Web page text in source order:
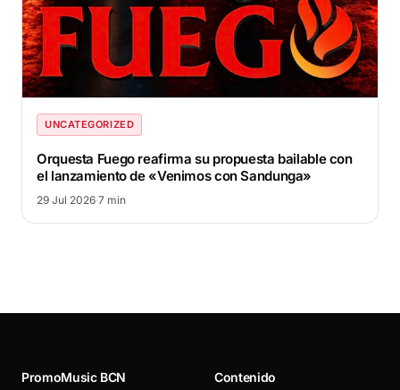
UNCATEGORIZED
Orquesta Fuego reafirma su propuesta bailable con
el lanzamiento de «Venimos con Sandunga»
29 Jul 2026·7 min
PromoMusic BCN Contenido